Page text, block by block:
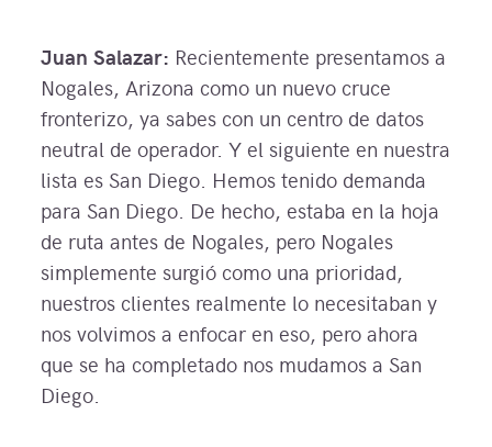
Juan Salazar: Recientemente presentamos a
Nogales, Arizona como un nuevo cruce
fronterizo, ya sabes con un centro de datos
neutral de operador. Y el siguiente en nuestra
lista es San Diego. Hemos tenido demanda
para San Diego. De hecho, estaba en la hoja
de ruta antes de Nogales, pero Nogales
simplemente surgió como una prioridad,
nuestros clientes realmente lo necesitaban y
nos volvimos a enfocar en eso, pero ahora
que se ha completado nos mudamos a San
Diego.